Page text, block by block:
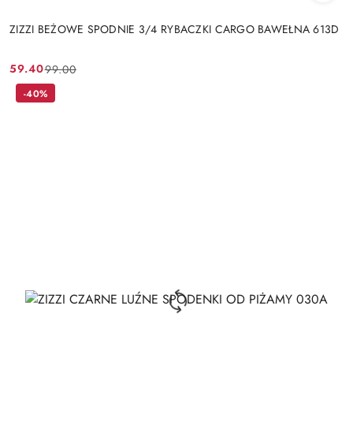
ZIZZI BEŻOWE SPODNIE 3/4 RYBACZKI CARGO BAWEŁNA 613D
Cena
promocyjna:
59.40
Cena
przed
99.00
-40%